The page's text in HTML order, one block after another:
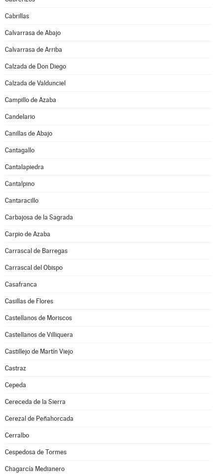
Cabrillas
Calvarrasa de Abajo
Calvarrasa de Arriba
Calzada de Don Diego
Calzada de Valdunciel
Campillo de Azaba
Candelario
Canillas de Abajo
Cantagallo
Cantalapiedra
Cantalpino
Cantaracillo
Carbajosa de la Sagrada
Carpio de Azaba
Carrascal de Barregas
Carrascal del Obispo
Casafranca
Casillas de Flores
Castellanos de Moriscos
Castellanos de Villiquera
Castillejo de Martín Viejo
Castraz
Cepeda
Cereceda de la Sierra
Cerezal de Peñahorcada
Cerralbo
Cespedosa de Tormes
Chagarcía Medianero